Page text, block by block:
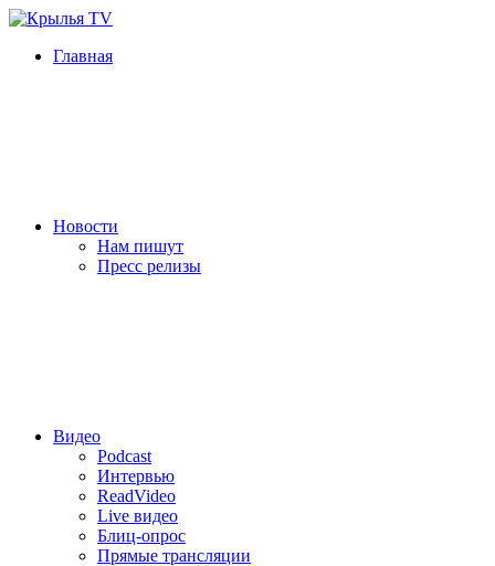
Главная
Новости
Нам пишут
Пресс релизы
Видео
Podcast
Интервью
ReadVideo
Live видео
Блиц-опрос
Прямые трансляции